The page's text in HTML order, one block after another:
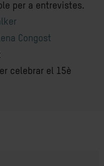
per a entrevistes.
Congost
celebrar el 15è